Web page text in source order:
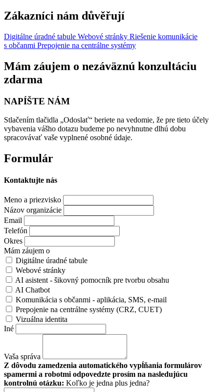
Zákazníci nám důvěřují
Digitálne úradné tabule Webové stránky Riešenie komunikácie
s občanmi Prepojenie na centrálne systémy
Mám záujem o nezáväznú konzultáciu
zdarma
NAPÍŠTE NÁM
Stlačením tlačidla „Odoslať“ beriete na vedomie, že pre tieto účely
vybavenia vášho dotazu budeme po nevyhnutne dlhú dobu
spracovávať vaše vyplnené osobné údaje.
Formulár
Kontaktujte nás
Meno a priezvisko
Názov organizácie
Email
Telefón
Okres
Mám záujem o
Digitálne úradné tabule
Webové stránky
AI asistent - šikovný pomocník pre tvorbu obsahu
AI Chatbot
Komunikácia s občanmi - aplikácia, SMS, e-mail
Prepojenie na centrálne systémy (CRZ, CUET)
Vizuálna identita
Iné
Vaša správa
Z dôvodu zamedzenia automatického vypĺňania formulárov
spamermi a robotmi odpovedzte prosím na nasledujúcu
kontrolnú otázku: Koľko je jedna plus jedna?